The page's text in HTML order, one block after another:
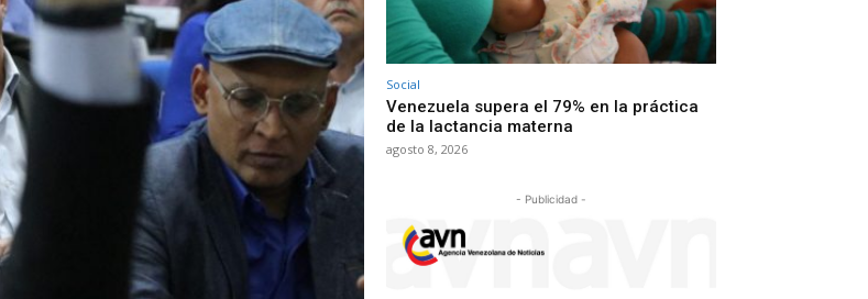
Social
Venezuela supera el 79% en la práctica
de la lactancia materna
agosto 8, 2026
- Publicidad -